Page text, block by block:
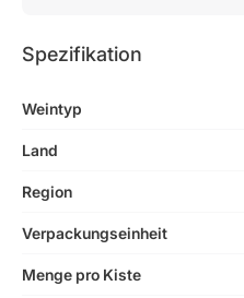
Spezifikation
Weintyp
Land
Region
Verpackungseinheit
Menge pro Kiste